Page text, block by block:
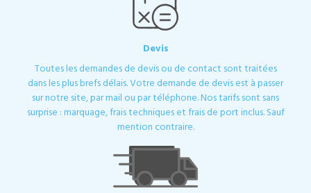
Devis
Toutes les demandes de devis ou de contact sont traitées
dans les plus brefs délais. Votre demande de devis est à passer
sur notre site, par mail ou par téléphone. Nos tarifs sont sans
surprise : marquage, frais techniques et frais de port inclus. Sauf
mention contraire.